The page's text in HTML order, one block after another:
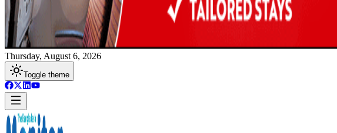
Thursday, August 6, 2026
Toggle theme